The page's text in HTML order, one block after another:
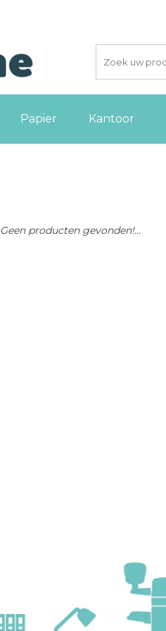
Papier Kantoor
Geen producten gevonden!...